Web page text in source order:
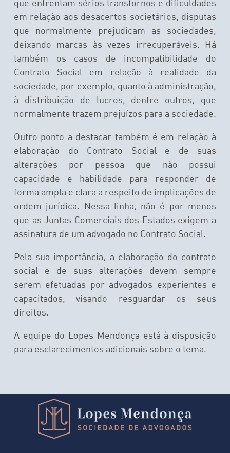
que enfrentam sérios transtornos e dificuldades
em relação aos desacertos societários, disputas
que normalmente prejudicam as sociedades,
deixando marcas às vezes irrecuperáveis. Há
também os casos de incompatibilidade do
Contrato Social em relação à realidade da
sociedade, por exemplo, quanto à administração,
à distribuição de lucros, dentre outros, que
normalmente trazem prejuízos para a sociedade.
Outro ponto a destacar também é em relação à
elaboração do Contrato Social e de suas
alterações por pessoa que não possui
capacidade e habilidade para responder de
forma ampla e clara a respeito de implicações de
ordem jurídica. Nessa linha, não é por menos
que as Juntas Comerciais dos Estados exigem a
assinatura de um advogado no Contrato Social.
Pela sua importância, a elaboração do contrato
social e de suas alterações devem sempre
serem efetuadas por advogados experientes e
capacitados, visando resguardar os seus
direitos.
A equipe do Lopes Mendonça está à disposição
para esclarecimentos adicionais sobre o tema.